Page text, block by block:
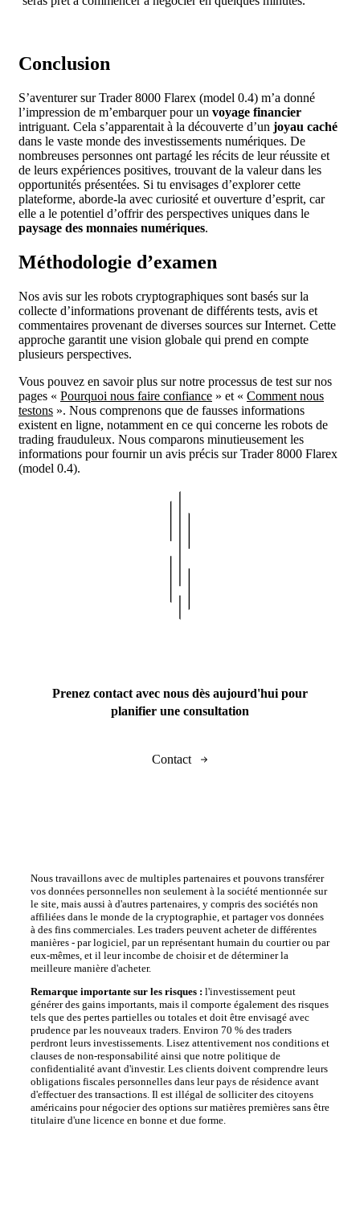
Conclusion
S’aventurer sur Trader 8000 Flarex (model 0.4) m’a donné
l’impression de m’embarquer pour un voyage financier
intriguant. Cela s’apparentait à la découverte d’un joyau caché
dans le vaste monde des investissements numériques. De
nombreuses personnes ont partagé les récits de leur réussite et
de leurs expériences positives, trouvant de la valeur dans les
opportunités présentées. Si tu envisages d’explorer cette
plateforme, aborde-la avec curiosité et ouverture d’esprit, car
elle a le potentiel d’offrir des perspectives uniques dans le
paysage des monnaies numériques.
Méthodologie d’examen
Nos avis sur les robots cryptographiques sont basés sur la
collecte d’informations provenant de différents tests, avis et
commentaires provenant de diverses sources sur Internet. Cette
approche garantit une vision globale qui prend en compte
plusieurs perspectives.
Vous pouvez en savoir plus sur notre processus de test sur nos
pages « Pourquoi nous faire confiance » et « Comment nous
testons ». Nous comprenons que de fausses informations
existent en ligne, notamment en ce qui concerne les robots de
trading frauduleux. Nous comparons minutieusement les
informations pour fournir un avis précis sur Trader 8000 Flarex
(model 0.4).
Prenez contact avec nous dès aujourd'hui pour
planifier une consultation
Contact
Nous travaillons avec de multiples partenaires et pouvons transférer
vos données personnelles non seulement à la société mentionnée sur
le site, mais aussi à d'autres partenaires, y compris des sociétés non
affiliées dans le monde de la cryptographie, et partager vos données
à des fins commerciales. Les traders peuvent acheter de différentes
manières - par logiciel, par un représentant humain du courtier ou par
eux-mêmes, et il leur incombe de choisir et de déterminer la
meilleure manière d'acheter.
Remarque importante sur les risques : l'investissement peut
générer des gains importants, mais il comporte également des risques
tels que des pertes partielles ou totales et doit être envisagé avec
prudence par les nouveaux traders. Environ 70 % des traders
perdront leurs investissements. Lisez attentivement nos conditions et
clauses de non-responsabilité ainsi que notre politique de
confidentialité avant d'investir. Les clients doivent comprendre leurs
obligations fiscales personnelles dans leur pays de résidence avant
d'effectuer des transactions. Il est illégal de solliciter des citoyens
américains pour négocier des options sur matières premières sans être
titulaire d'une licence en bonne et due forme.